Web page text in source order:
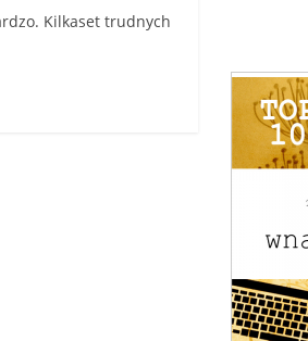
Kilkaset trudnych